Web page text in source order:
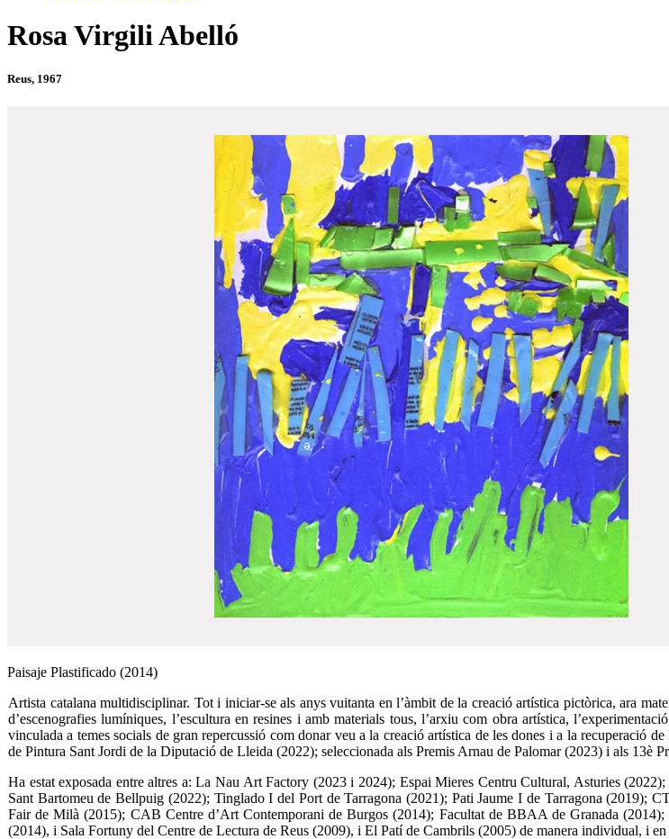
Rosa Virgili Abelló
Reus, 1967
Paisaje Plastificado (2014)
Artista catalana multidisciplinar. Tot i iniciar-se als anys vuitanta en l’àmbit de la creació artística pictòrica, ara
d’escenografies lumíniques, l’escultura en resines i amb materials tous, l’arxiu com obra artística,
vinculada a temes socials de gran repercussió com donar veu a la creació artística de les dones i a la recuperació
de Pintura Sant Jordi de la Diputació de Lleida (2022); seleccionada als Premis Arnau de Palomar (2023) i als
Ha estat exposada entre altres a: La Nau Art Factory (2023 i 2024); Espai Mieres Centru Cultural, Asturies
Sant Bartomeu de Bellpuig (2022); Tinglado I del Port de Tarragona (2021); Pati Jaume I de Tarragona
Fair de Milà (2015); CAB Centre d’Art Contemporani de Burgos (2014); Facultat de BBAA de Granada
(2014), i Sala Fortuny del Centre de Lectura de Reus (2009), i El Patí de Cambrils (2005) de manera individual, i en